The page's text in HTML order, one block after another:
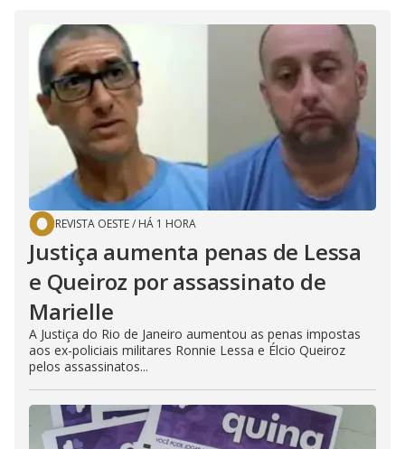
REVISTA OESTE/ HÁ 1 HORA
Justiça aumenta penas de Lessa
e Queiroz por assassinato de
Marielle
A Justiça do Rio de Janeiro aumentou as penas impostas
aos ex-policiais militares Ronnie Lessa e Élcio Queiroz
pelos assassinatos...